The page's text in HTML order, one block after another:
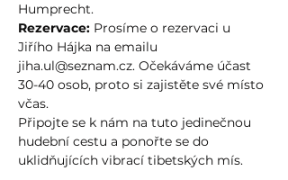
Humprecht.
Rezervace: Prosíme o rezervaci u
Jiřího Hájka na emailu
jiha.ul@seznam.cz. Očekáváme účast
30-40 osob, proto si zajistěte své místo
včas.
Připojte se k nám na tuto jedinečnou
hudební cestu a ponořte se do
uklidňujících vibrací tibetských mís.